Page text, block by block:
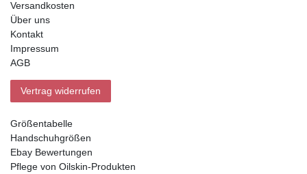
Versandkosten
Über uns
Kontakt
Impressum
AGB
Vertrag widerrufen
Größentabelle
Handschuhgrößen
Ebay Bewertungen
Pflege von Oilskin-Produkten